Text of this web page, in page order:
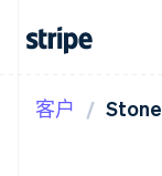
支付
客户